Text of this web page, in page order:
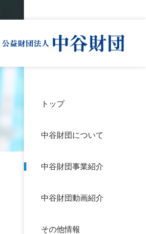
トップ
中谷財団について
中谷財団事業紹介
中谷財団動画紹介
その他情報